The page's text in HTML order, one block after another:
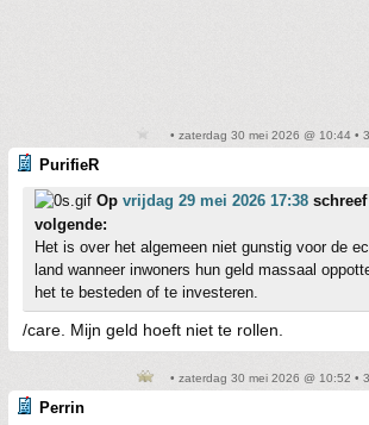
• zaterdag 30 mei 2026 @ 10:44 •
PurifieR
Op vrijdag 29 mei 2026 17:38 schreef
volgende:
Het is over het algemeen niet gunstig voor de
land wanneer inwoners hun geld massaal
het te besteden of te investeren.
/care. Mijn geld hoeft niet te rollen.
• zaterdag 30 mei 2026 @ 10:52 •
Perrin